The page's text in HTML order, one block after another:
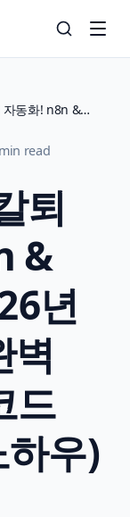
0원으로 AI 칼퇴 자동화! n8n & ChatGPT 2026년 최신 연동 완벽 가이드 (노코드 수익화 실전 노하우)
read
퇴
&
년
벽
드
우)